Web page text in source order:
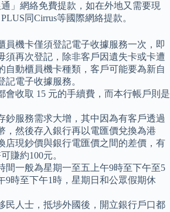
」網絡免費提款，如在外地又需要現
同Cirrus等國際網絡提款。
員機卡僅須登記電子收據服務一次，即
須再次登記，除非客戶因遺失卡或卡遭
自動櫃員機卡種類，客戶可能要為新自
記電子收據服務。
會收取 15 元的手續費，而本行帳戶則是
鈔服務需求大增，其中因為有客戶透過
，然後存入銀行再以電匯價兌換為港
店現鈔價與銀行電匯價之間的差價，有
賺約100元。
間一般為星期一至五上午9時至下午至5
9時至下午1時，星期日和公眾假期休
民人士，抵埗外國後，開立銀行戶口都